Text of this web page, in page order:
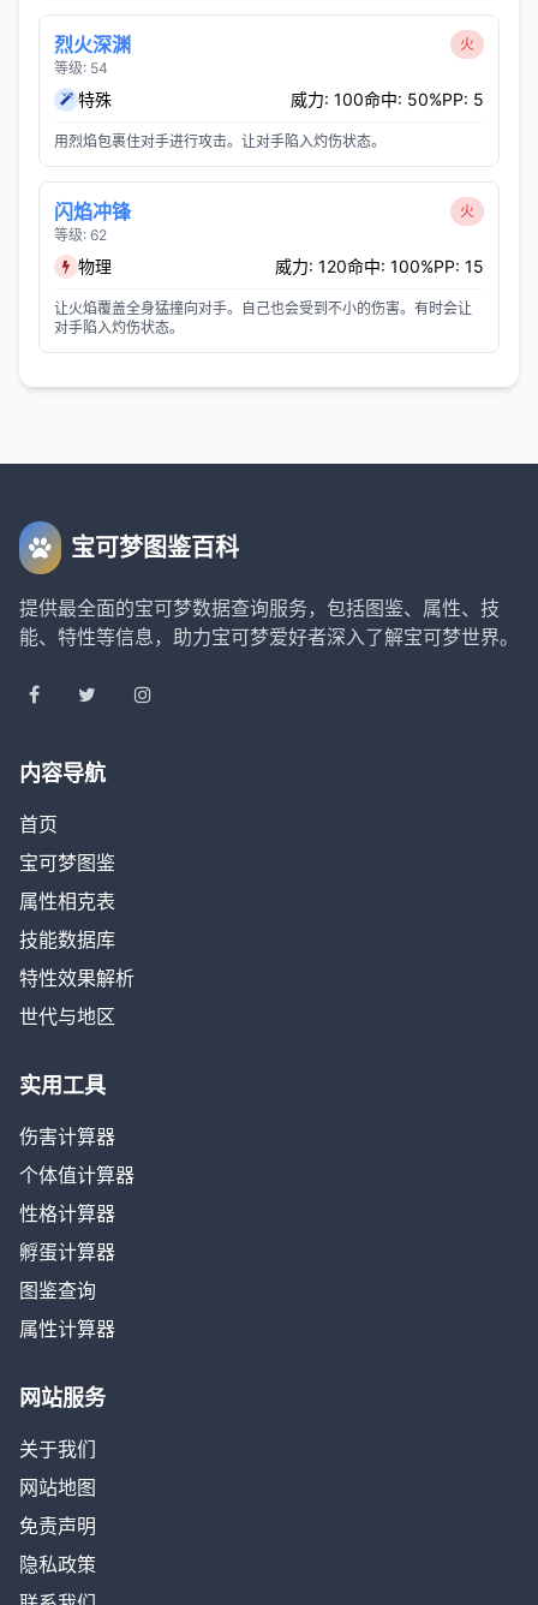
烈火深渊
等级: 54
火
特殊 威力: 100命中: 50%PP: 5
用烈焰包裹住对手进行攻击。让对手陷入灼伤状态。
闪焰冲锋
等级: 62
火
物理 威力: 120命中: 100%PP: 15
让火焰覆盖全身猛撞向对手。自己也会受到不小的伤害。有时会让
对手陷入灼伤状态。
宝可梦图鉴百科
提供最全面的宝可梦数据查询服务，包括图鉴、属性、技
能、特性等信息，助力宝可梦爱好者深入了解宝可梦世界。
内容导航
首页
宝可梦图鉴
属性相克表
技能数据库
特性效果解析
世代与地区
实用工具
伤害计算器
个体值计算器
性格计算器
孵蛋计算器
图鉴查询
属性计算器
网站服务
关于我们
网站地图
免责声明
隐私政策